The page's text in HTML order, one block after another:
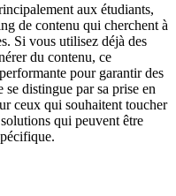
aux étudiants,
de contenu qui cherchent à
Si vous utilisez déjà des
du contenu, ce
pour garantir des
distingue par sa prise en
ceux qui souhaitent toucher
qui peuvent être